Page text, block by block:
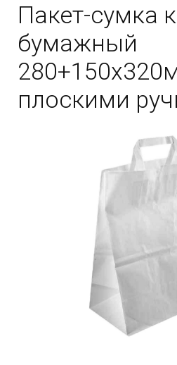
Оплата и доставка
Контакты
Пакет-сумка
бумажный
плоскими